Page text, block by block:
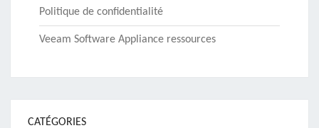
Politique de confidentialité
Veeam Software Appliance ressources
CATÉGORIES